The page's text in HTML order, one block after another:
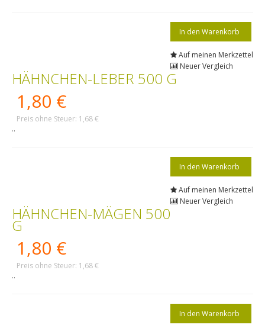
Auf meinen Merkzettel
Neuer Vergleich
HÄHNCHEN-LEBER 500 G
1,80 €
Preis ohne Steuer: 1,68 €
..
Auf meinen Merkzettel
Neuer Vergleich
HÄHNCHEN-MÄGEN 500
G
1,80 €
Preis ohne Steuer: 1,68 €
..